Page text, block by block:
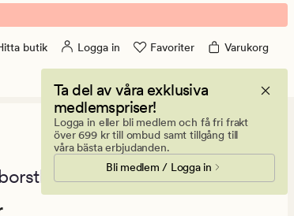
butik Logga in Favoriter Varukorg
Ta del av våra exklusiva
medlemspriser!
Logga in eller bli medlem och få fri frakt
över 699 kr till ombud samt tillgång till
våra bästa erbjudanden.
Bli medlem / Logga in
5
med
betyg
5
grå - 7,2x7,2x11 cm
kr